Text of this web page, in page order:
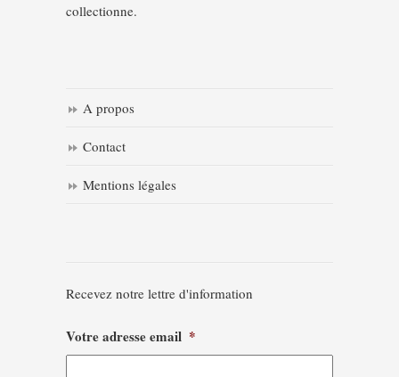
collectionne.
A propos
Contact
Mentions légales
Recevez notre lettre d'information
Votre adresse email *